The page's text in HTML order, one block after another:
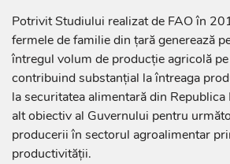
Potrivit Studiului realizat de FAO în
fermele de familie din țară generează
întregul volum de producție agricolă
contribuind substanțial la întreaga
la securitatea alimentară din
alt obiectiv al Guvernului pentru
producerii în sectorul agroalimentar
productivității.